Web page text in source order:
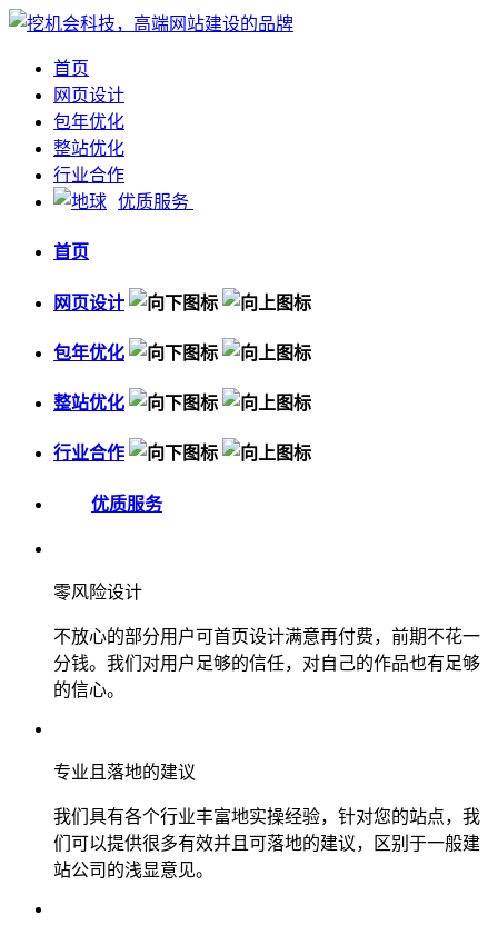
首页
网页设计
包年优化
整站优化
行业合作
优质服务
首页
网页设计
包年优化
整站优化
行业合作
优质服务
零风险设计
不放心的部分用户可首页设计满意再付费，前期不花一
分钱。我们对用户足够的信任，对自己的作品也有足够
的信心。
专业且落地的建议
我们具有各个行业丰富地实操经验，针对您的站点，我
们可以提供很多有效并且可落地的建议，区别于一般建
站公司的浅显意见。